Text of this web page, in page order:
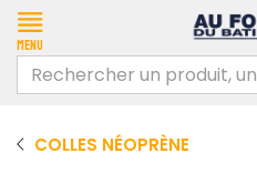
Menu
COLLES NÉOPRÈNE